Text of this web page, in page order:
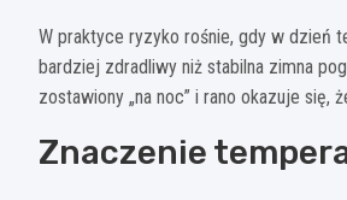
W praktyce ryzyko rośnie, gdy w dzień
bardziej zdradliwy niż stabilna zimna
zostawiony „na noc” i rano okazuje się,
Znaczenie